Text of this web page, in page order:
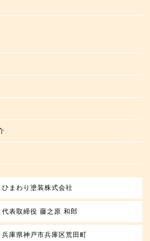
ひまわり塗装株式会社
代表取締役 藤之原 和郎
兵庫県神戸市兵庫区荒田町